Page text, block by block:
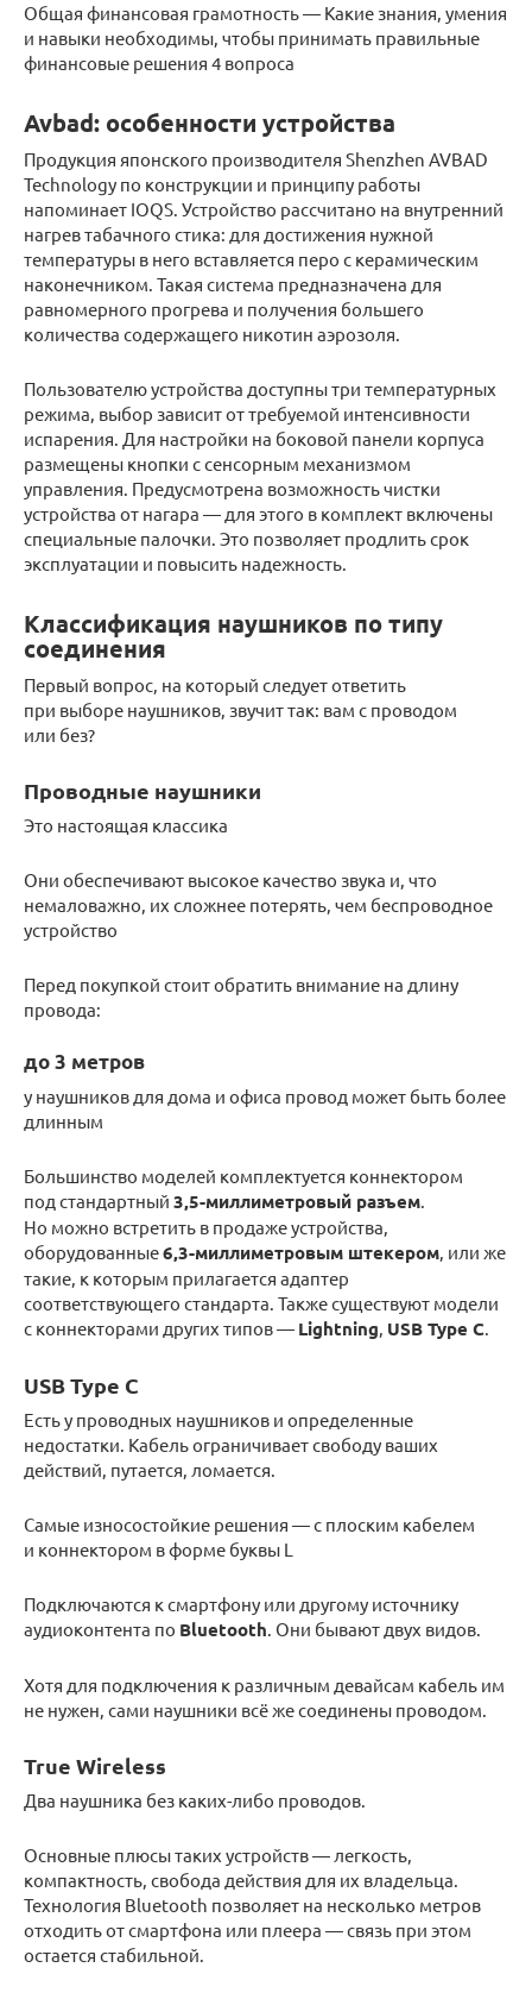
Общая финансовая грамотность — Какие знания, умения
и навыки необходимы, чтобы принимать правильные
финансовые решения 4 вопроса
Avbad: особенности устройства
Продукция японского производителя Shenzhen AVBAD
Technology по конструкции и принципу работы
напоминает IOQS. Устройство рассчитано на внутренний
нагрев табачного стика: для достижения нужной
температуры в него вставляется перо с керамическим
наконечником. Такая система предназначена для
равномерного прогрева и получения большего
количества содержащего никотин аэрозоля.
Пользователю устройства доступны три температурных
режима, выбор зависит от требуемой интенсивности
испарения. Для настройки на боковой панели корпуса
размещены кнопки с сенсорным механизмом
управления. Предусмотрена возможность чистки
устройства от нагара — для этого в комплект включены
специальные палочки. Это позволяет продлить срок
эксплуатации и повысить надежность.
Классификация наушников по типу
соединения
Первый вопрос, на который следует ответить
при выборе наушников, звучит так: вам с проводом
или без?
Проводные наушники
Это настоящая классика
Они обеспечивают высокое качество звука и, что
немаловажно, их сложнее потерять, чем беспроводное
устройство
Перед покупкой стоит обратить внимание на длину
провода:
до 3 метров
у наушников для дома и офиса провод может быть более
длинным
Большинство моделей комплектуется коннектором
под стандартный 3,5-миллиметровый разъем
Но можно встретить в продаже устройства,
оборудованные6,3-миллиметровым штекером , или же
такие, к которым прилагается адаптер
соответствующего стандарта. Также существуют модели
с коннекторами других типов — Lightning USB Type C
USB Type C
Есть у проводных наушников и определенные
недостатки. Кабель ограничивает свободу ваших
действий, путается, ломается.
Самые износостойкие решения — с плоским кабелем
и коннектором в форме буквы L
Подключаются к смартфону или другому источнику
аудиоконтента по Bluetooth . Они бывают двух видов.
Хотя для подключения к различным девайсам кабель им
не нужен, сами наушники всё же соединены проводом.
True Wireless
Два наушника без каких-либо проводов.
Основные плюсы таких устройств — легкость,
компактность, свобода действия для их владельца.
Технология Bluetooth позволяет на несколько метров
отходить от смартфона или плеера — связь при этом
остается стабильной.